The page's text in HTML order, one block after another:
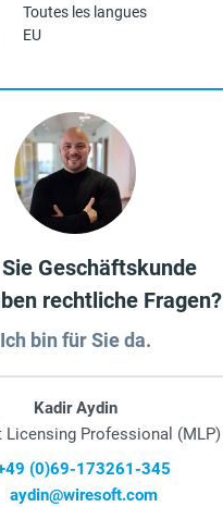
Toutes les langues
EU
Geschäftskunde
rechtliche Fragen?
Ich bin für Sie da.
Kadir Aydin
Professional (MLP)
(0)69-173261-345
aydin@wiresoft.com